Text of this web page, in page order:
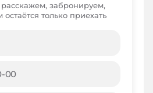
забронируем,
только приехать